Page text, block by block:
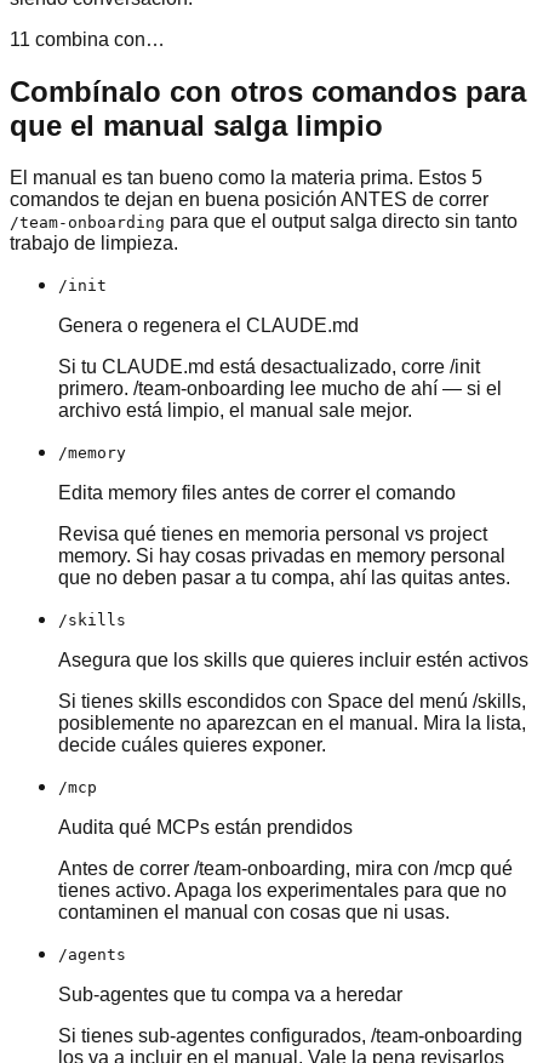
11 combina con…
Combínalo con otros comandos para
que el manual salga limpio
El manual es tan bueno como la materia prima. Estos 5
comandos te dejan en buena posición ANTES de correr
/team-onboarding para que el output salga directo sin tanto
trabajo de limpieza.
/init
Genera o regenera el CLAUDE.md
Si tu CLAUDE.md está desactualizado, corre /init
primero. /team-onboarding lee mucho de ahí — si el
archivo está limpio, el manual sale mejor.
/memory
Edita memory files antes de correr el comando
Revisa qué tienes en memoria personal vs project
memory. Si hay cosas privadas en memory personal
que no deben pasar a tu compa, ahí las quitas antes.
/skills
Asegura que los skills que quieres incluir estén activos
Si tienes skills escondidos con Space del menú /skills,
posiblemente no aparezcan en el manual. Mira la lista,
decide cuáles quieres exponer.
/mcp
Audita qué MCPs están prendidos
Antes de correr /team-onboarding, mira con /mcp qué
tienes activo. Apaga los experimentales para que no
contaminen el manual con cosas que ni usas.
/agents
Sub-agentes que tu compa va a heredar
Si tienes sub-agentes configurados, /team-onboarding
los va a incluir en el manual. Vale la pena revisarlos